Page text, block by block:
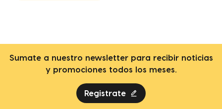
Sumate a nuestro newsletter para recibir noticias
y promociones todos los meses.
Registrate